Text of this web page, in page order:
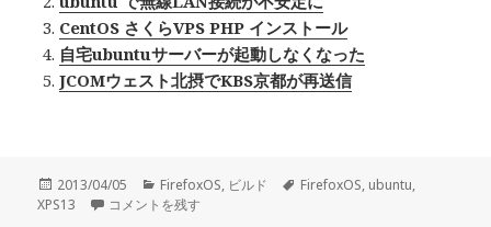
CentOS さくらVPS PHP インストール
自宅ubuntuサーバーが起動しなくなった
JCOMウェスト北摂でKBS京都が再送信
投
稿
2013/04/05
カ
テ
FirefoxOS, ビルド
タ
FirefoxOS, ubuntu,
XPS13
FirefoxOS を NexusS にインストール に
コメントを残す